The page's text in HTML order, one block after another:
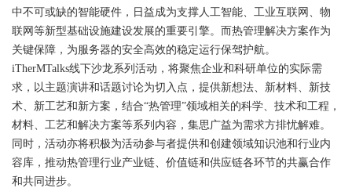
中不可或缺的智能硬件，日益成为支撑人工智能、工业互联网、物
联网等新型基础设施建设发展的重要引擎。而热管理解决方案作为
关键保障，为服务器的安全高效的稳定运行保驾护航。
iTherMTalks线下沙龙系列活动，将聚焦企业和科研单位的实际需
求，以主题演讲和话题讨论为切入点，提供新想法、新材料、新技
术、新工艺和新方案，结合“热管理”领域相关的科学、技术和工程，
材料、工艺和解决方案等系列内容，集思广益为需求方排忧解难。
同时，活动亦将积极为活动参与者提供和创建领域知识池和行业内
容库，推动热管理行业产业链、价值链和供应链各环节的共赢合作
和共同进步。